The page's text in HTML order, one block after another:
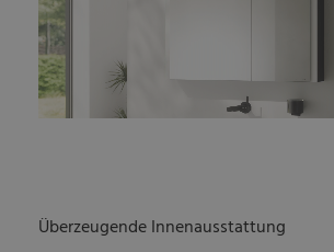
Überzeugende Innenausstattung